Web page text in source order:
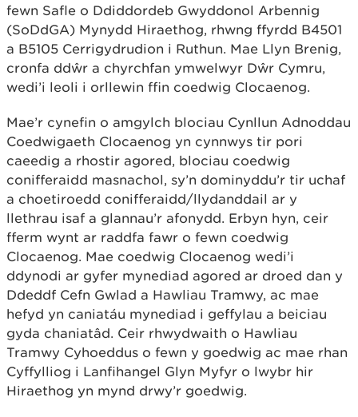
fewn Safle o Ddiddordeb Gwyddonol Arbennig
(SoDdGA) Mynydd Hiraethog, rhwng ffyrdd B4501
a B5105 Cerrigydrudion i Ruthun. Mae Llyn Brenig,
cronfa ddŵr a chyrchfan ymwelwyr Dŵr Cymru,
wedi’i leoli i orllewin ffin coedwig Clocaenog.
Mae’r cynefin o amgylch blociau Cynllun Adnoddau
Coedwigaeth Clocaenog yn cynnwys tir pori
caeedig a rhostir agored, blociau coedwig
conifferaidd masnachol, sy’n dominyddu’r tir uchaf
a choetiroedd conifferaidd/llydanddail ar y
llethrau isaf a glannau’r afonydd. Erbyn hyn, ceir
fferm wynt ar raddfa fawr o fewn coedwig
Clocaenog. Mae coedwig Clocaenog wedi’i
ddynodi ar gyfer mynediad agored ar droed dan y
Ddeddf Cefn Gwlad a Hawliau Tramwy, ac mae
hefyd yn caniatáu mynediad i geffylau a beiciau
gyda chaniatâd. Ceir rhwydwaith o Hawliau
Tramwy Cyhoeddus o fewn y goedwig ac mae rhan
Cyffylliog i Lanfihangel Glyn Myfyr o lwybr hir
Hiraethog yn mynd drwy’r goedwig.